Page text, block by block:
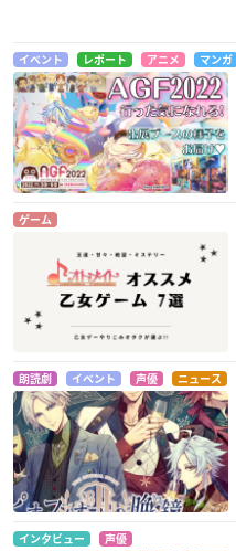
イベント レポート アニメ マンガ
ゲーム
朗読劇 イベント 声優 ニュース
インタビュー 声優